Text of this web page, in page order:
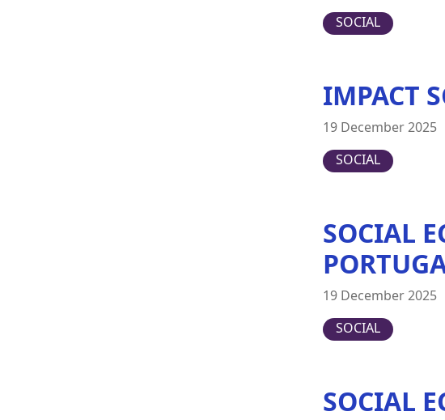
SOCIAL
IMPACT
19 December 2025
SOCIAL
SOCIAL
19 December 2025
SOCIAL
SOCIAL